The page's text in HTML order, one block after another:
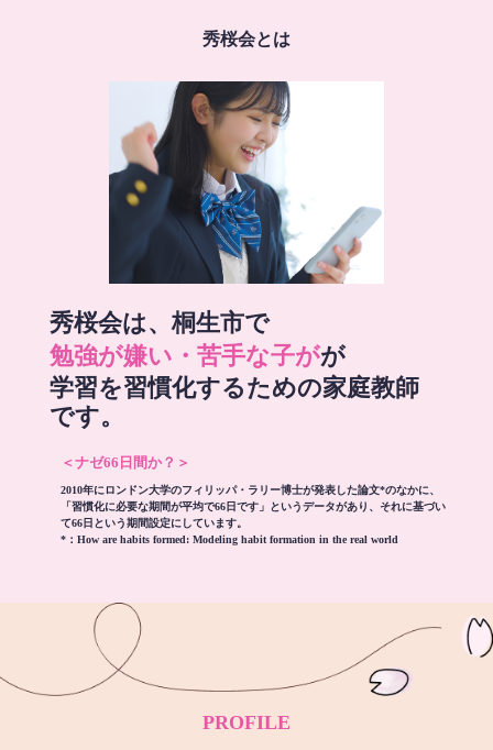
秀桜会とは
秀桜会は、桐生市で
勉強が嫌い・苦手な子がが
学習を習慣化するための家庭教師
です。
＜ナゼ66日間か？＞
2010年にロンドン大学のフィリッパ・ラリー博士が発表した論文*のなかに、
「習慣化に必要な期間が平均で66日です」というデータがあり、それに基づい
て66日という期間設定にしています。
*： How are habits formed: Modeling habit formation in the real world
PROFILE